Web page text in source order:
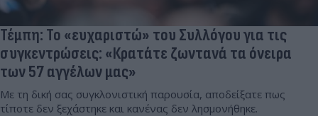
Τέμπη: Το «ευχαριστώ» του Συλλόγου για τις
συγκεντρώσεις: «Κρατάτε ζωντανά τα όνειρα
των 57 αγγέλων μας»
Με τη δική σας συγκλονιστική παρουσία, αποδείξατε πως
τίποτε δεν ξεχάστηκε και κανένας δεν λησμονήθηκε.